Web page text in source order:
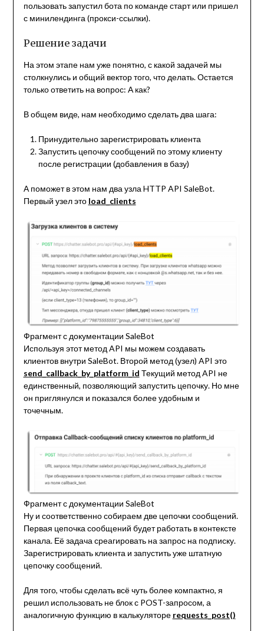
пользовать запустил бота по команде старт или пришел
с минилендинга (прокси-ссылки).
Решение задачи
На этом этапе нам уже понятно, с какой задачей мы
столкнулись и общий вектор того, что делать. Остается
только ответить на вопрос: А как?
В общем виде, нам необходимо сделать два шага:
Принудительно зарегистрировать клиента
Запустить цепочку сообщений по этому клиенту
после регистрации (добавления в базу)
А поможет в этом нам два узла HTTP API SaleBot.
Первый узел это load_clients
Фрагмент с документации SaleBot
Используя этот метод API мы можем создавать
клиентов внутри SaleBot. Второй метод (узел) API это
send_callback_by_platform_id Текущий метод API не
единственный, позволяющий запустить цепочку. Но мне
он приглянулся и показался более удобным и
точечным.
Фрагмент с документации SaleBot
Ну и соответственно собираем две цепочки сообщений.
Первая цепочка сообщений будет работать в контексте
канала. Её задача среагировать на запрос на подписку.
Зарегистрировать клиента и запустить уже штатную
цепочку сообщений.
Для того, чтобы сделать всё чуть более компактно, я
решил использовать не блок с POST-запросом, а
аналогичную функцию в калькуляторе requests_post()